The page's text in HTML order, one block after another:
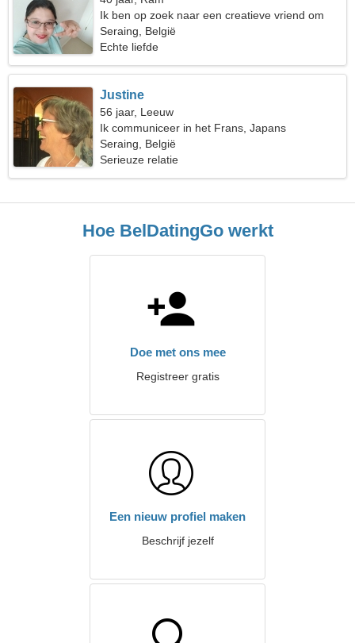
Ik ben op zoek naar een creatieve vriend om
samen te reizen
Seraing, België
Echte liefde
Justine
56 jaar, Leeuw
Ik communiceer in het Frans, Japans
Seraing, België
Serieuze relatie
Hoe BelDatingGo werkt
Doe met ons mee
Registreer gratis
Een nieuw profiel maken
Beschrijf jezelf